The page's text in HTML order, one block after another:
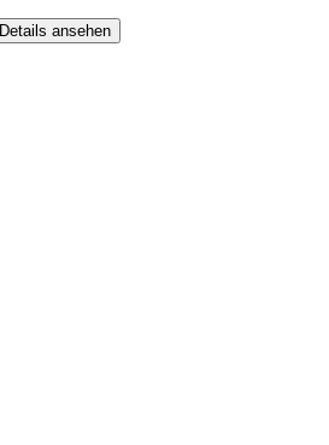
Details ansehen